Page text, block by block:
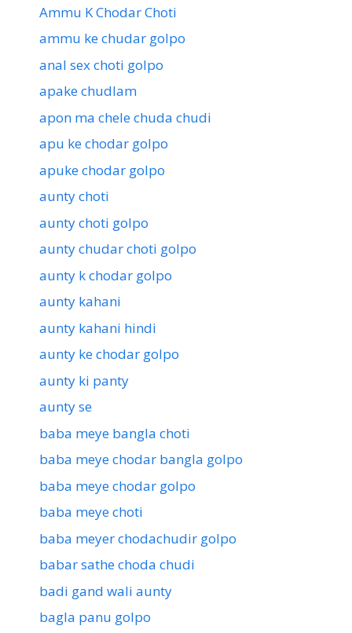
Ammu K Chodar Choti
ammu ke chudar golpo
anal sex choti golpo
apake chudlam
apon ma chele chuda chudi
apu ke chodar golpo
apuke chodar golpo
aunty choti
aunty choti golpo
aunty chudar choti golpo
aunty k chodar golpo
aunty kahani
aunty kahani hindi
aunty ke chodar golpo
aunty ki panty
aunty se
baba meye bangla choti
baba meye chodar bangla golpo
baba meye chodar golpo
baba meye choti
baba meyer chodachudir golpo
babar sathe choda chudi
badi gand wali aunty
bagla panu golpo